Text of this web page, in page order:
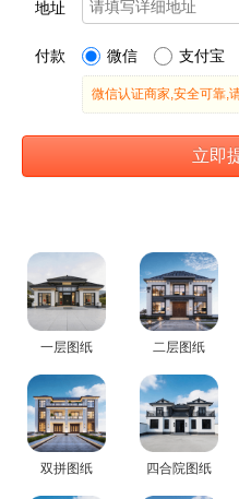
一层图纸 二层图纸
双拼图纸 四合院图纸